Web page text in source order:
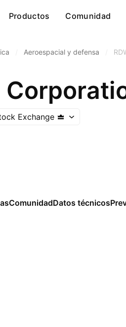
Productos Comunidad
Aeroespacial y defensa
Exchange
ComunidadDatos técnicos